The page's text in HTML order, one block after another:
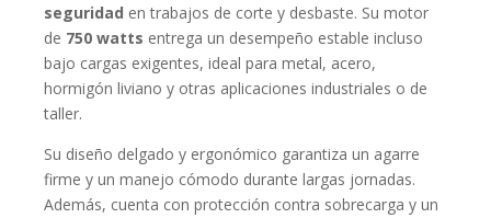
seguridad en trabajos de corte y desbaste. Su motor
de 750 watts entrega un desempeño estable incluso
bajo cargas exigentes, ideal para metal, acero,
hormigón liviano y otras aplicaciones industriales o de
taller.
Su diseño delgado y ergonómico garantiza un agarre
firme y un manejo cómodo durante largas jornadas.
Además, cuenta con protección contra sobrecarga y un